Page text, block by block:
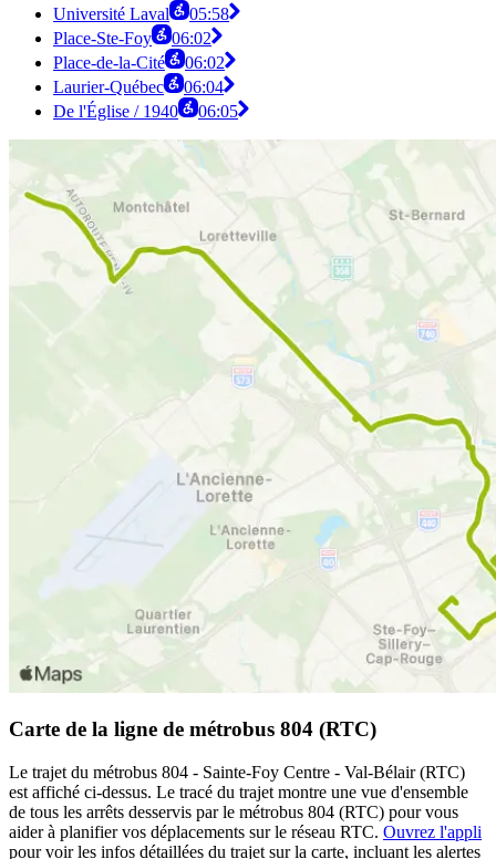
Université Laval
05:58
Place-Ste-Foy
06:02
Place-de-la-Cité
06:02
Laurier-Québec
06:04
De l'Église / 1940
06:05
Carte de la ligne de métrobus 804 (RTC)
Le trajet du métrobus 804 - Sainte-Foy Centre - Val-Bélair (RTC)
est affiché ci-dessus. Le tracé du trajet montre une vue d'ensemble
de tous les arrêts desservis par le métrobus 804 (RTC) pour vous
aider à planifier vos déplacements sur le réseau RTC. Ouvrez l'appli
pour voir les infos détaillées du trajet sur la carte, incluant les alertes